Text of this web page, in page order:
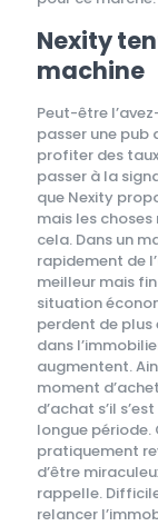
Nexity
machine
Peut-être
passer une pub
profiter des
passer à la
que Nexity
mais les
cela. Dans un
rapidement de
meilleur mais
situation
perdent de plus
dans
augmentent.
moment
d’achat s’il
longue période.
pratiquement
d’être
rappelle.
relancer